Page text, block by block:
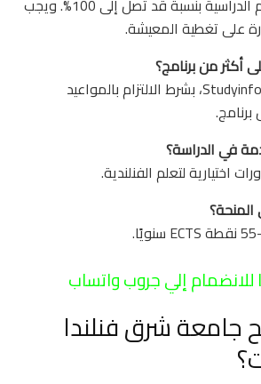
لا، لكنها تغطي الرسوم الدراسية بنسبة قد تصل إلى 100%. ويجب
على تغطية المعيشة.
أكثر من برنامج؟
نعم، يمكن ذلك عبر Studyinfo.fi، بشرط الالتزام بالمواعيد
في الدراسة؟
اختيارية لتعلم الفنلندية.
إلي جروب واتساب
جامعة شرق فنلندا